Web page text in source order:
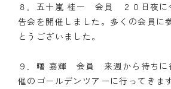
８．五十嵐 桂一 会員 ２０日夜に
告会を開催しました。多くの会員に
とうございました。
９．曙 嘉輝 会員 来週から待ちに
催のゴールデンツアーに行ってきま